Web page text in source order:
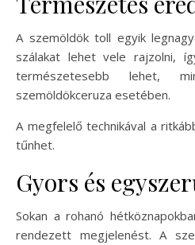
A szemöldök toll egyik
szálakat lehet vele rajzolni,
természetesebb lehet,
szemöldökceruza esetében.
A megfelelő technikával a
tűnhet.
Gyors és
Sokan a rohanó
rendezett megjelenést. A